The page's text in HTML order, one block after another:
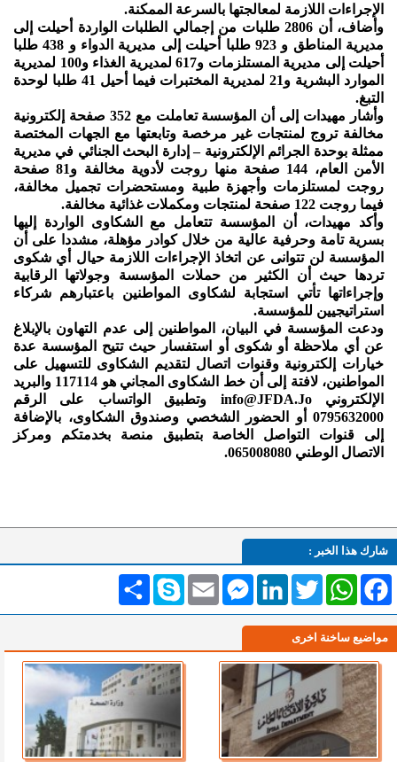
الإجراءات اللازمة لمعالجتها بالسرعة الممكنة.
وأضاف، أن 2806 طلبات من إجمالي الطلبات الواردة أحيلت إلى
مديرية المناطق و 923 طلبا أحيلت إلى مديرية الدواء و 438 طلبا
أحيلت إلى مديرية المستلزمات و617 لمديرية الغذاء و100 لمديرية
الموارد البشرية و21 لمديرية المختبرات فيما أحيل 41 طلبا لوحدة
التبغ.
وأشار مهيدات إلى أن المؤسسة تعاملت مع 352 صفحة إلكترونية
مخالفة تروج لمنتجات غير مرخصة وتابعتها مع الجهات المختصة
ممثلة بوحدة الجرائم الإلكترونية – إدارة البحث الجنائي في مديرية
الأمن العام، 144 صفحة منها روجت لأدوية مخالفة و81 صفحة
روجت لمستلزمات وأجهزة طبية ومستحضرات تجميل مخالفة،
فيما روجت 122 صفحة لمنتجات ومكملات غذائية مخالفة.
وأكد مهيدات، أن المؤسسة تتعامل مع الشكاوى الواردة إليها
بسرية تامة وحرفية عالية من خلال كوادر مؤهلة، مشددا على أن
المؤسسة لن تتوانى عن اتخاذ الإجراءات اللازمة حيال أي شكوى
تردها حيث أن الكثير من حملات المؤسسة وجولاتها الرقابية
وإجراءاتها تأتي استجابة لشكاوى المواطنين باعتبارهم شركاء
استراتيجيين للمؤسسة.
ودعت المؤسسة في البيان، المواطنين إلى عدم التهاون بالإبلاغ
عن أي ملاحظة أو شكوى أو استفسار حيث تتيح المؤسسة عدة
خيارات إلكترونية وقنوات اتصال لتقديم الشكاوى للتسهيل على
المواطنين، لافتة إلى أن خط الشكاوى المجاني هو 117114 والبريد
الإلكتروني info@JFDA.Jo وتطبيق الواتساب على الرقم
0795632000 أو الحضور الشخصي وصندوق الشكاوى، بالإضافة
إلى قنوات التواصل الخاصة بتطبيق منصة بخدمتكم ومركز
الاتصال الوطني 065008080.
شارك هذا الخبر :
انشر Skype Email
MessengerLinkedInTwitterWhatsAppFacebook
مواضيع ساخنة اخرى